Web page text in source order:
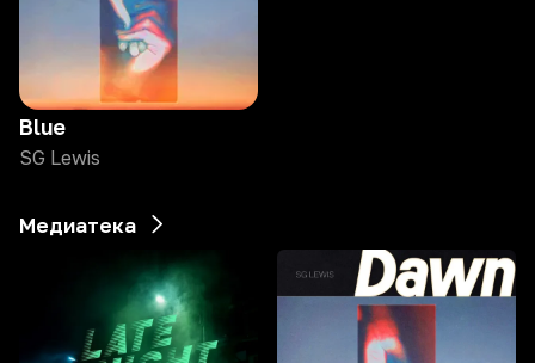
Blue
SG Lewis
Медиатека